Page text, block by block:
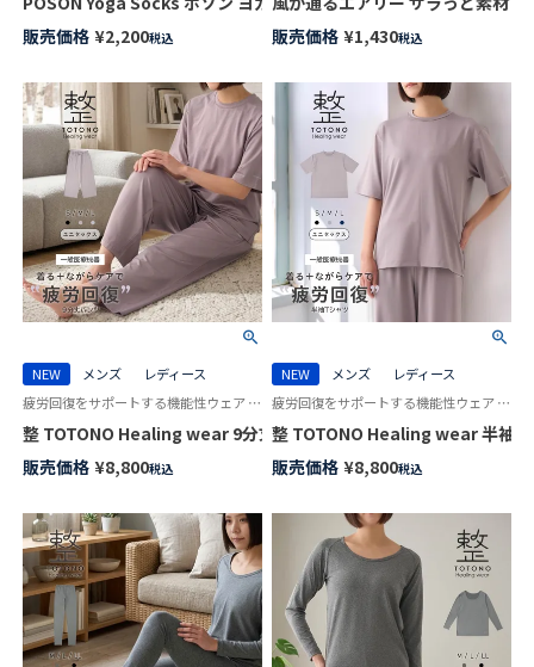
販売価格 ¥2,200税込
販売価格 ¥1,430税込
NEW メンズ
レディース
疲労回復をサポートする機能性ウェア 手軽にからだメンテナンス トトノ ヒーリングウェア
整 TOTONO Healing wear 9分丈パンツ リカバリーウェア 疲労回復
販売価格 ¥8,800税込
NEW メンズ
レディース
疲労回復をサポートする機能性ウェア 手軽にからだメンテナンス トトノ ヒーリングウェア
整 TOTONO Healing wear 半袖T
販売価格 ¥8,800税込